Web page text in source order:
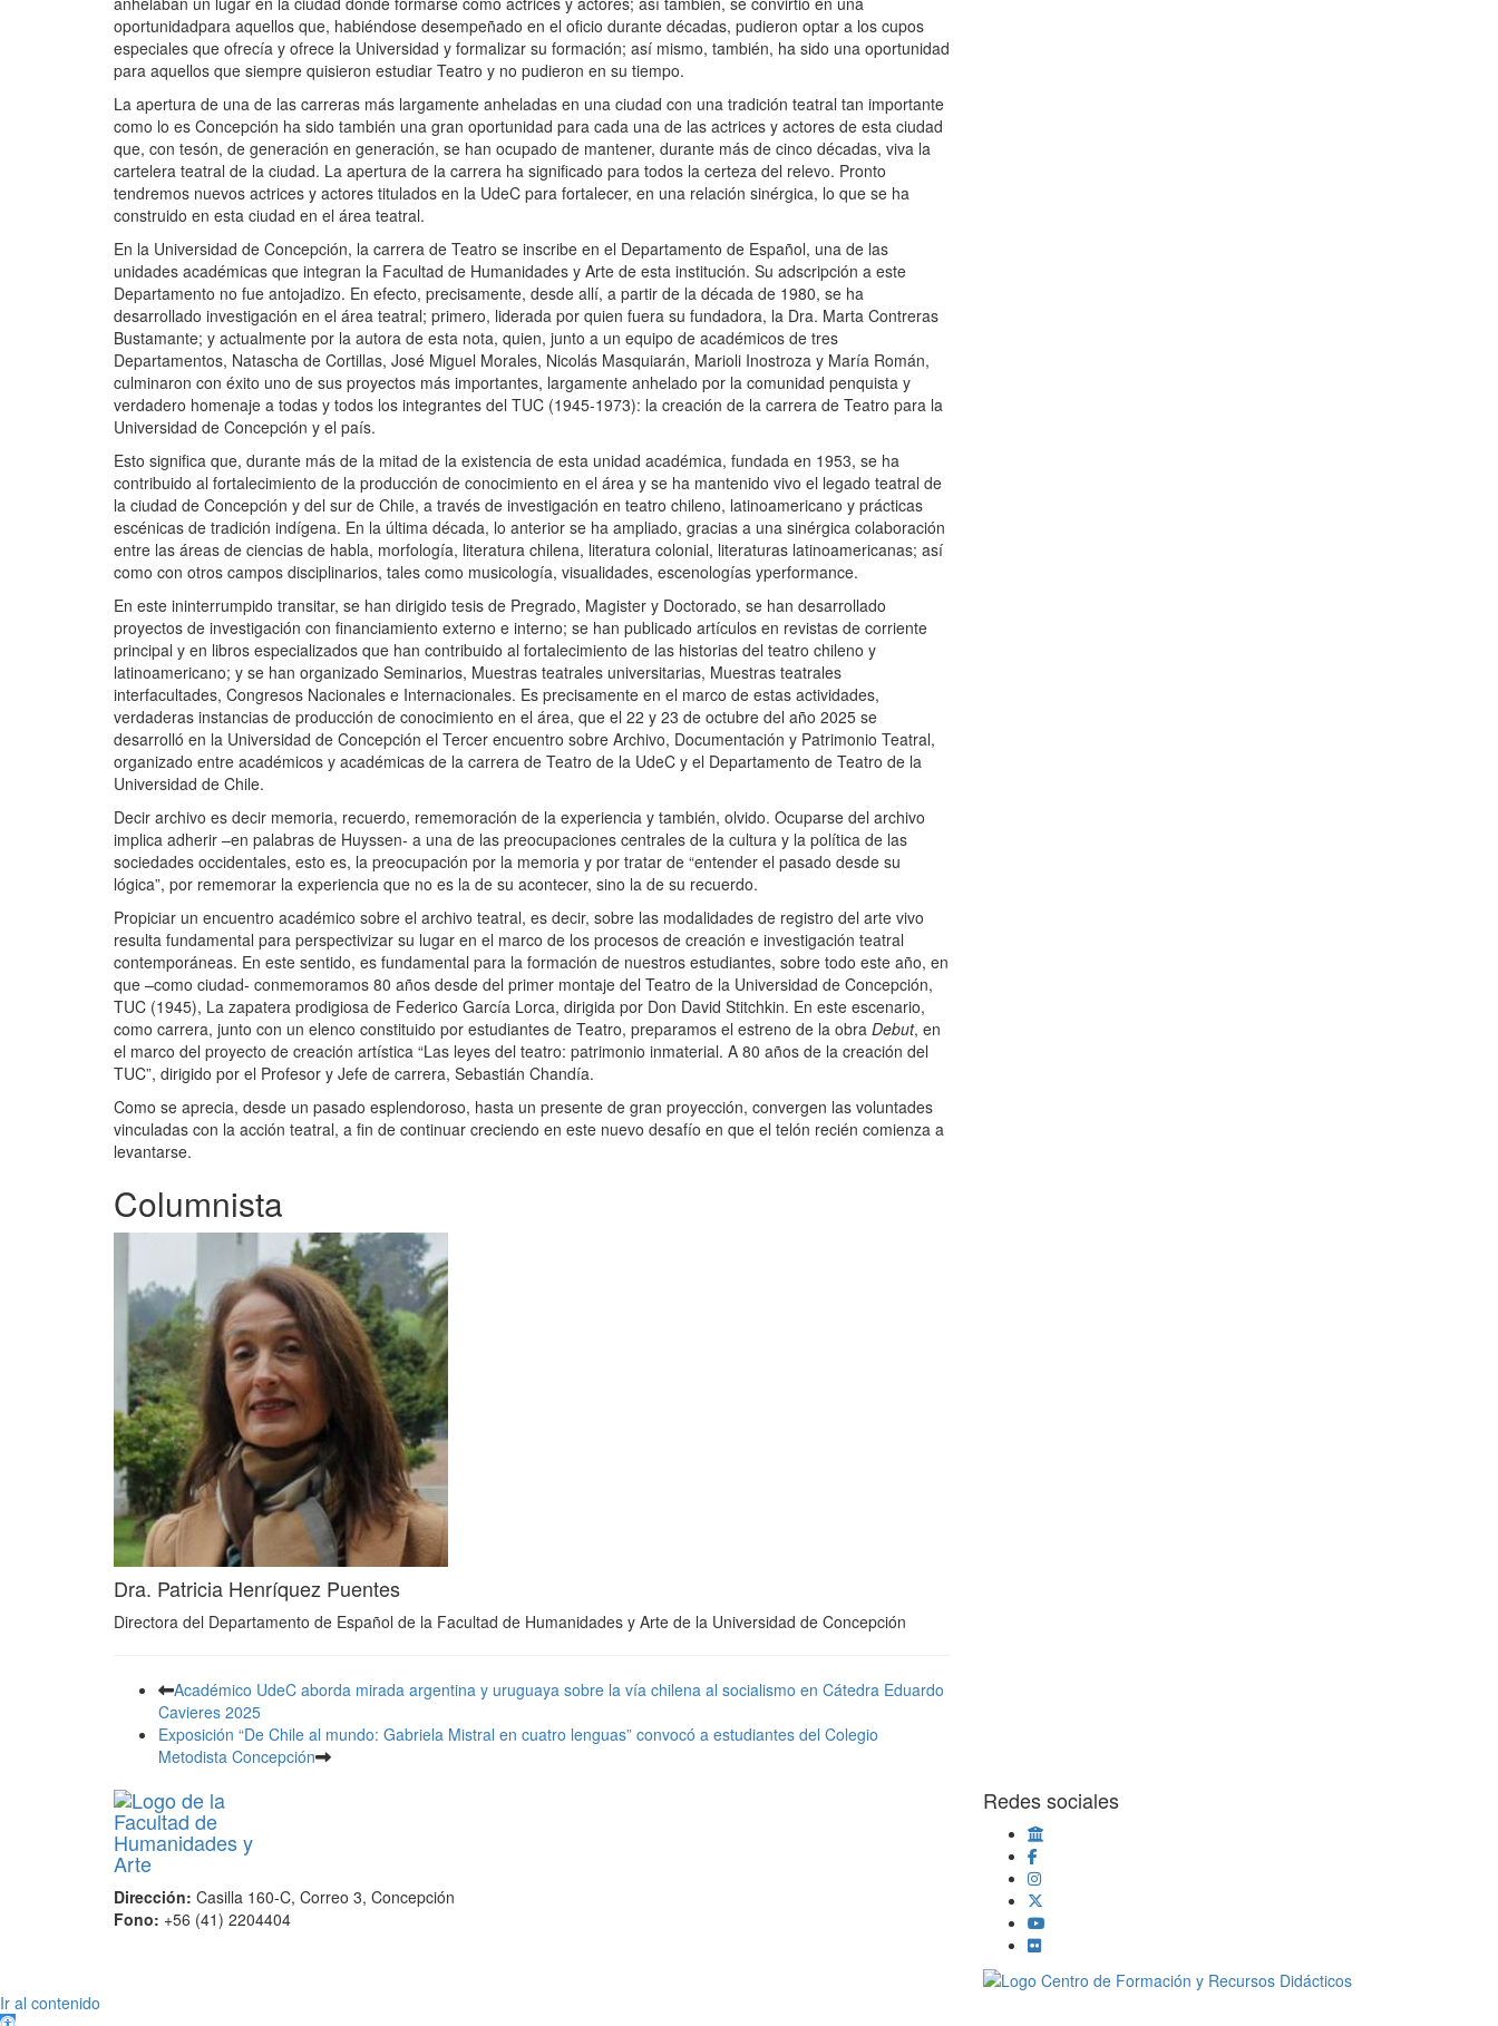
oportunidadpara aquellos que, habiéndose desempeñado en el oficio durante décadas, pudieron optar a los cupos
especiales que ofrecía y ofrece la Universidad y formalizar su formación; así mismo, también, ha sido una oportunidad
para aquellos que siempre quisieron estudiar Teatro y no pudieron en su tiempo.
La apertura de una de las carreras más largamente anheladas en una ciudad con una tradición teatral tan importante
como lo es Concepción ha sido también una gran oportunidad para cada una de las actrices y actores de esta ciudad
que, con tesón, de generación en generación, se han ocupado de mantener, durante más de cinco décadas, viva la
cartelera teatral de la ciudad. La apertura de la carrera ha significado para todos la certeza del relevo. Pronto
tendremos nuevos actrices y actores titulados en la UdeC para fortalecer, en una relación sinérgica, lo que se ha
construido en esta ciudad en el área teatral.
En la Universidad de Concepción, la carrera de Teatro se inscribe en el Departamento de Español, una de las
unidades académicas que integran la Facultad de Humanidades y Arte de esta institución. Su adscripción a este
Departamento no fue antojadizo. En efecto, precisamente, desde allí, a partir de la década de 1980, se ha
desarrollado investigación en el área teatral; primero, liderada por quien fuera su fundadora, la Dra. Marta Contreras
Bustamante; y actualmente por la autora de esta nota, quien, junto a un equipo de académicos de tres
Departamentos, Natascha de Cortillas, José Miguel Morales, Nicolás Masquiarán, Marioli Inostroza y María Román,
culminaron con éxito uno de sus proyectos más importantes, largamente anhelado por la comunidad penquista y
verdadero homenaje a todas y todos los integrantes del TUC (1945-1973): la creación de la carrera de Teatro para la
Universidad de Concepción y el país.
Esto significa que, durante más de la mitad de la existencia de esta unidad académica, fundada en 1953, se ha
contribuido al fortalecimiento de la producción de conocimiento en el área y se ha mantenido vivo el legado teatral de
la ciudad de Concepción y del sur de Chile, a través de investigación en teatro chileno, latinoamericano y prácticas
escénicas de tradición indígena. En la última década, lo anterior se ha ampliado, gracias a una sinérgica colaboración
entre las áreas de ciencias de habla, morfología, literatura chilena, literatura colonial, literaturas latinoamericanas; así
como con otros campos disciplinarios, tales como musicología, visualidades, escenologías yperformance.
En este ininterrumpido transitar, se han dirigido tesis de Pregrado, Magister y Doctorado, se han desarrollado
proyectos de investigación con financiamiento externo e interno; se han publicado artículos en revistas de corriente
principal y en libros especializados que han contribuido al fortalecimiento de las historias del teatro chileno y
latinoamericano; y se han organizado Seminarios, Muestras teatrales universitarias, Muestras teatrales
interfacultades, Congresos Nacionales e Internacionales. Es precisamente en el marco de estas actividades,
verdaderas instancias de producción de conocimiento en el área, que el 22 y 23 de octubre del año 2025 se
desarrolló en la Universidad de Concepción el Tercer encuentro sobre Archivo, Documentación y Patrimonio Teatral,
organizado entre académicos y académicas de la carrera de Teatro de la UdeC y el Departamento de Teatro de la
Universidad de Chile.
Decir archivo es decir memoria, recuerdo, rememoración de la experiencia y también, olvido. Ocuparse del archivo
implica adherir –en palabras de Huyssen- a una de las preocupaciones centrales de la cultura y la política de las
sociedades occidentales, esto es, la preocupación por la memoria y por tratar de “entender el pasado desde su
lógica”, por rememorar la experiencia que no es la de su acontecer, sino la de su recuerdo.
Propiciar un encuentro académico sobre el archivo teatral, es decir, sobre las modalidades de registro del arte vivo
resulta fundamental para perspectivizar su lugar en el marco de los procesos de creación e investigación teatral
contemporáneas. En este sentido, es fundamental para la formación de nuestros estudiantes, sobre todo este año, en
que –como ciudad- conmemoramos 80 años desde del primer montaje del Teatro de la Universidad de Concepción,
TUC (1945), La zapatera prodigiosa de Federico García Lorca, dirigida por Don David Stitchkin. En este escenario,
como carrera, junto con un elenco constituido por estudiantes de Teatro, preparamos el estreno de la obra Debut, en
el marco del proyecto de creación artística “Las leyes del teatro: patrimonio inmaterial. A 80 años de la creación del
TUC”, dirigido por el Profesor y Jefe de carrera, Sebastián Chandía.
Como se aprecia, desde un pasado esplendoroso, hasta un presente de gran proyección, convergen las voluntades
vinculadas con la acción teatral, a fin de continuar creciendo en este nuevo desafío en que el telón recién comienza a
levantarse.
Columnista
Dra. Patricia Henríquez Puentes
Directora del Departamento de Español de la Facultad de Humanidades y Arte de la Universidad de Concepción
Académico UdeC aborda mirada argentina y uruguaya sobre la vía chilena al socialismo en Cátedra Eduardo
Cavieres 2025
Exposición “De Chile al mundo: Gabriela Mistral en cuatro lenguas” convocó a estudiantes del Colegio
Metodista Concepción
Dirección: Casilla 160-C, Correo 3, Concepción
Fono: +56 (41) 2204404
Redes sociales
Scroll
Ir al contenido